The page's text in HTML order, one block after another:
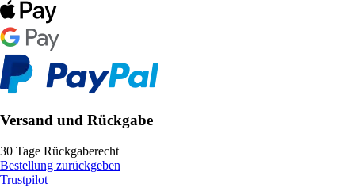
Versand und Rückgabe
30 Tage Rückgaberecht
Bestellung zurückgeben
Trustpilot